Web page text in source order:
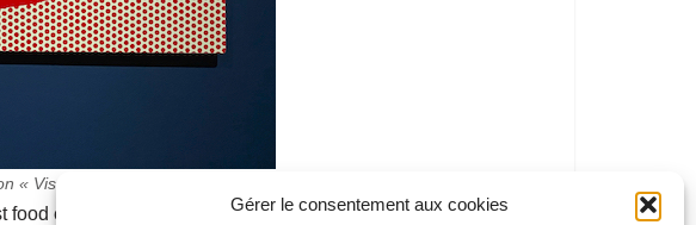
Gérer le consentement aux cookies
« Visions Multiples » au BAM)
est à la culture gastronomique? Plaisent-elles plus à la